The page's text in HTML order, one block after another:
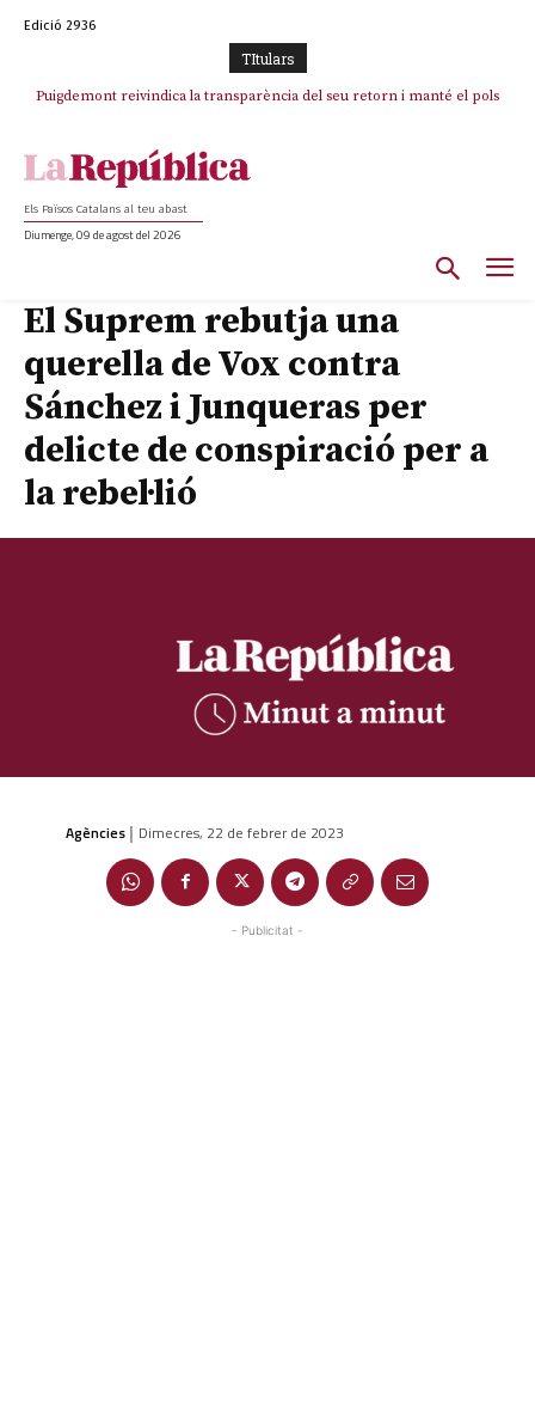
Edició 2936
TItulars
Puigdemont reivindica la transparència del seu retorn i manté el pols
Portugal acusa Espanya de provocar un “efecte crida” massiu per la seva
Els Països Catalans al teu abast
Diumenge, 09 de agost del 2026
El Suprem rebutja una
querella de Vox contra
Sánchez i Junqueras per
delicte de conspiració per a
la rebel·lió
Agències | Dimecres, 22 de febrer de 2023
- Publicitat -